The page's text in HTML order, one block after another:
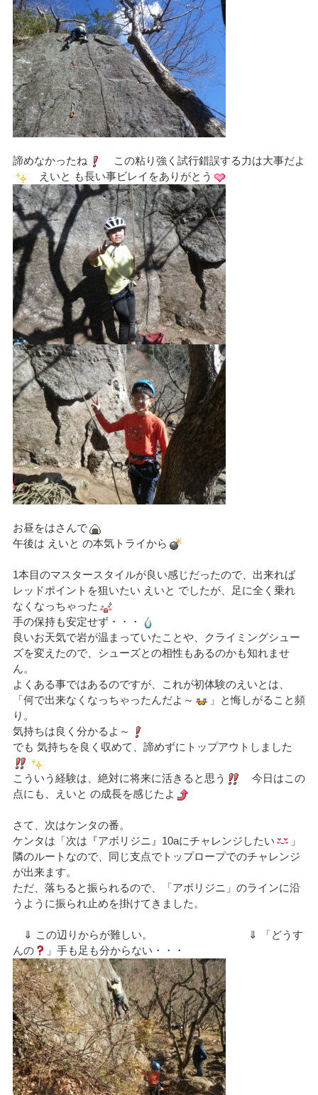
諦めなかったね
この粘り強く試行錯誤する力は大事だよ
えいと も長い事ビレイをありがとう
お昼をはさんで
午後は えいと の本気トライから
1本目のマスタースタイルが良い感じだったので、出来れば
レッドポイントを狙いたい えいと でしたが、足に全く乗れ
なくなっちゃった
手の保持も安定せず・・・
良いお天気で岩が温まっていたことや、クライミングシュー
ズを変えたので、シューズとの相性もあるのかも知れませ
ん。
よくある事ではあるのですが、これが初体験のえいとは、
「何で出来なくなっちゃったんだよ～
」と悔しがること頻
り。
気持ちは良く分かるよ～
でも 気持ちを良く収めて、諦めずにトップアウトしました
こういう経験は、絶対に将来に活きると思う
今日はこの
点にも、えいと の成長を感じたよ
さて、次はケンタの番。
ケンタは「次は『アボリジニ』10aにチャレンジしたい
」
隣のルートなので、同じ支点でトップロープでのチャレンジ
が出来ます。
ただ、落ちると振られるので、「アボリジニ」のラインに沿
うように振られ止めを掛けてきました。
⇓ この辺りからが難しい。 ⇓ 「どうす
んの
」手も足も分からない・・・